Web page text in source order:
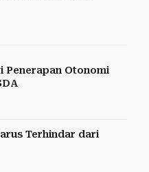
Penerapan Otonomi
Terhindar dari